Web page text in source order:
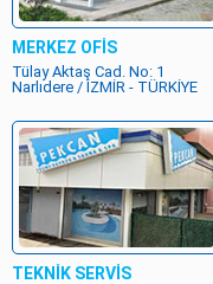
MERKEZ OFİS
Tülay Aktaş Cad. No: 1
Narlıdere / İZMİR - TÜRKİYE
TEKNİK SERVİS